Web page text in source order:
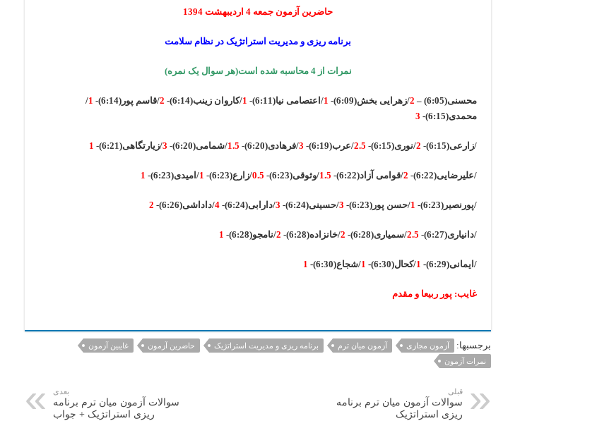
حاضرین آزمون جمعه 4 اردیبهشت 1394
برنامه ریزی و مدیریت استراتژیک در نظام سلامت
نمرات از 4 محاسبه شده است(هر سوال یک نمره)
محسنی(6:05) – 2/زهرایی بخش(6:09)- 1/اعتصامی نیا(6:11)- 1/کاروان زینب(6:14)- 2/قاسم پور(6:14)- 1
/
محمدی(6:15)-
/زارعی(6:15)- 2/نوری(6:15)- 2.5/عرب(6:19)- 3/فرهادی(6:20)- 1.5/شمامی(6:20)- 3/زیارتگاهی(6:21)- 1
/علیرضایی(6:22)- 2/قوامی آزاد(6:22)- 1.5/وثوقی(6:23)- 0.5/زارع(6:23)- 1/امیدی(6:23)- 1
/پورنصیر(6:23)- 1/حسن پور(6:23)- 3/حسینی(6:24)- 3/دارابی(6:24)- 4/داداشی(6:26)- 2
/دانیاری(6:27)- 2.5/سمیاری(6:28)- 2/خانزاده(6:28)- 2/نامجو(6:28)- 1
/ایمانی(6:29)- 1/کحال(6:30)- 1/شجاع(6:30)- 1
غایب: پور ربیعا و مقدم
برجسبها: آزمون مجازی آزمون میان ترم برنامه ریزی و مدیریت استراتژیک حاضرین آزمون
غایبین آزمون
نمرات آزمون
قبلی
سوالات آزمون میان ترم برنامه
ریزی استراتژیک
بعدی
سوالات آزمون میان ترم برنامه
ریزی استراتژیک + جواب